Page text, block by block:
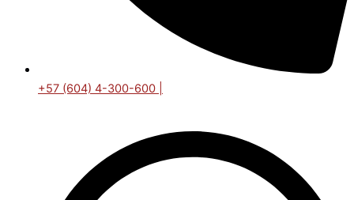
+57 (604) 4-300-600 |